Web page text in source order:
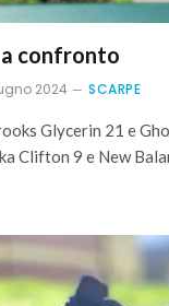
confronto
2024 SCARPE
Glycerin 21 e
Clifton 9 e New